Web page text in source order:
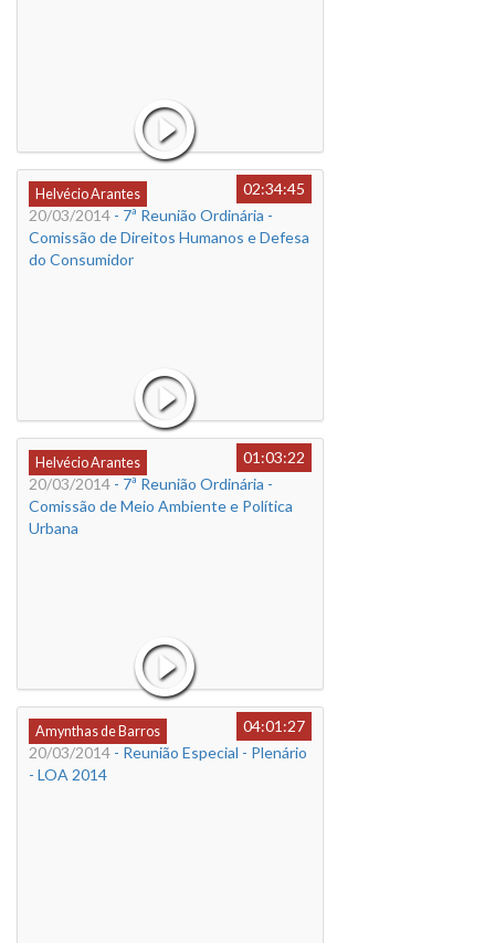
Helvécio Arantes
02:34:45
20/03/2014 - 7ª Reunião Ordinária -
Comissão de Direitos Humanos e Defesa
do Consumidor
Helvécio Arantes
01:03:22
20/03/2014 - 7ª Reunião Ordinária -
Comissão de Meio Ambiente e Política
Urbana
Amynthas de Barros
04:01:27
20/03/2014 - Reunião Especial - Plenário
- LOA 2014